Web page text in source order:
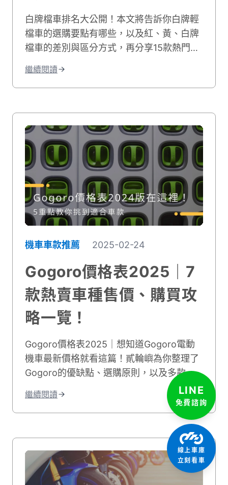
白牌檔車排名大公開！本文將告訴你白牌輕
檔車的選購要點有哪些，以及紅、黃、白牌
檔車的差別與區分方式，再分享15款熱門的
優秀又專業的二手機車行【貳輪嶼】！
繼續閱讀
機車車款推薦 2025-02-24
Gogoro價格表2025｜7
款熱賣車種售價、購買攻
略一覽！
Gogoro價格表2025｜想知道Gogoro電動
機車最新價格就看這篇！貳輪嶼為你整理了
Gogoro的優缺點、選購原則，以及多款
Gogoro熱賣車款價格，幫助你一次選出理
想的電動機車！
繼續閱讀 LINE
免費諮詢
線上車庫
立刻看車